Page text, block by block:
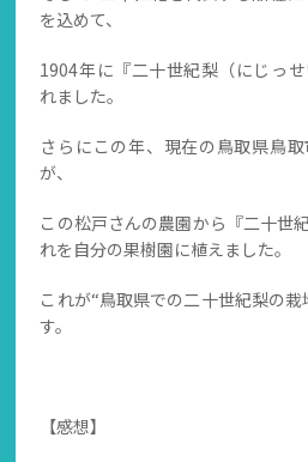
を込めて、
1904年に『二十世紀梨（にじっ
れました。
さらにこの年、現在の鳥取県鳥
が、
この松戸さんの農園から『二十世
れを自分の果樹園に植えました。
これが“鳥取県での二十世紀梨の
す。
【感想】